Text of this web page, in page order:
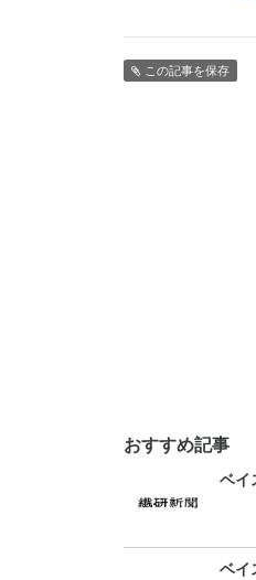
この記事を保存
おすすめ記事
ベイ
ベイ